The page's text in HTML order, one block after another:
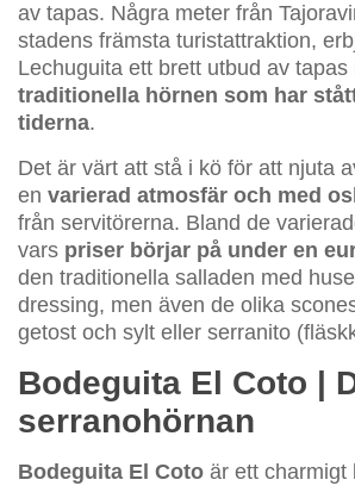
av tapas. Några meter från
stadens främsta turistattraktion,
Lechuguita ett brett utbud av tapas
traditionella hörnen som har
tiderna.
Det är värt att stå i kö för att njuta
en varierad atmosfär och med
från servitörerna. Bland de
vars priser börjar på under en
den traditionella salladen med
dressing, men även de olika
getost och sylt eller serranito
Bodeguita El Coto |
serranohörnan
Bodeguita El Coto är ett charmigt